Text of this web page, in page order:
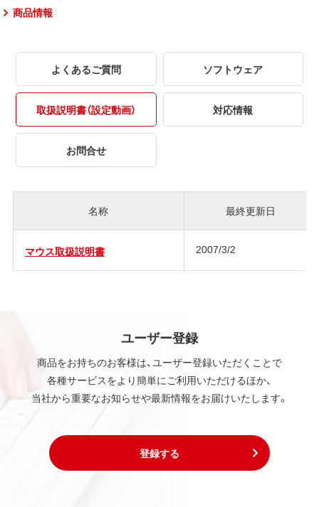
商品情報
よくあるご質問 ソフトウェア
取扱説明書（設定動画） 対応情報
お問合せ
名称 最終更新日
マウス取扱説明書 2007/3/2
ユーザー登録
商品をお持ちのお客様は、ユーザー登録いただくことで
各種サービスをより簡単にご利用いただけるほか、
当社から重要なお知らせや最新情報をお届けいたします。
登録する